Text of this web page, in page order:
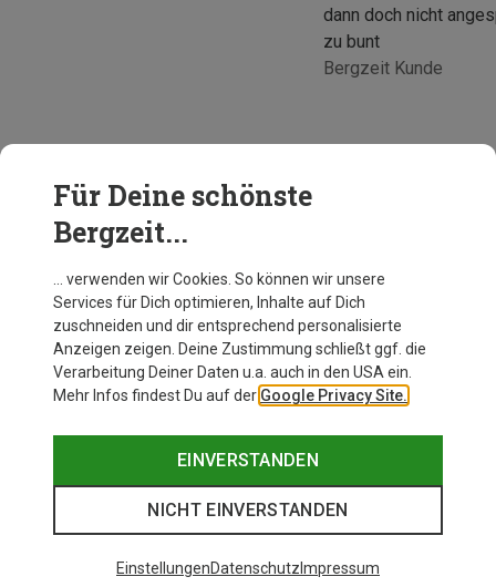
Bergzeit Kunde
dann doch nicht
zu bunt
Für Deine schönste
Bergzeit...
… verwenden wir Cookies. So können wir unsere
Services für Dich optimieren, Inhalte auf Dich
zuschneiden und dir entsprechend personalisierte
Anzeigen zeigen. Deine Zustimmung schließt ggf. die
Verarbeitung Deiner Daten u.a. auch in den USA ein.
Mehr Infos findest Du auf der Google Privacy Site.
EINVERSTANDEN
NICHT EINVERSTANDEN
EinstellungenDatenschutz Impressum